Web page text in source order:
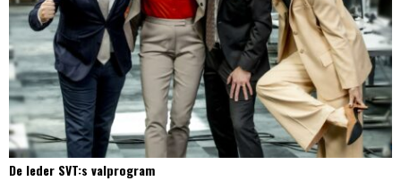
De leder SVT:s valprogram